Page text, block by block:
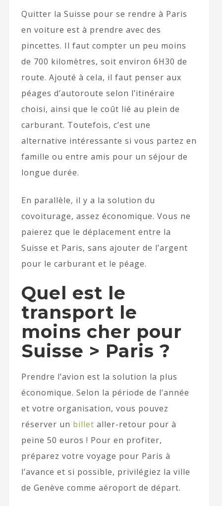
Quitter la Suisse pour se rendre à Paris
en voiture est à prendre avec des
pincettes. Il faut compter un peu moins
de 700 kilomètres, soit environ 6H30 de
route. Ajouté à cela, il faut penser aux
péages d’autoroute selon l’itinéraire
choisi, ainsi que le coût lié au plein de
carburant. Toutefois, c’est une
alternative intéressante si vous partez en
famille ou entre amis pour un séjour de
longue durée.
En parallèle, il y a la solution du
covoiturage, assez économique. Vous ne
paierez que le déplacement entre la
Suisse et Paris, sans ajouter de l’argent
pour le carburant et le péage.
Quel est le
transport le
moins cher pour
Suisse > Paris ?
Prendre l’avion est la solution la plus
économique. Selon la période de l’année
et votre organisation, vous pouvez
réserver un billet aller-retour pour à
peine 50 euros ! Pour en profiter,
préparez votre voyage pour Paris à
l’avance et si possible, privilégiez la ville
de Genève comme aéroport de départ.